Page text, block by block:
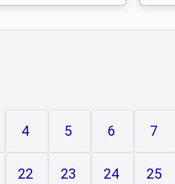
4 5 6 7
22 23 24 25